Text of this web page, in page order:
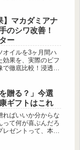
ボア、キルティン
デザインも豊富で、
あるシルエットは男
のも魅力。今回
いメンズアイテム
の秋冬に頼れる“お
とめてご紹介しま
映えするチェック柄
】マカダミアナ
のシワ改善！
ー
オイルを3ヶ月間ハ
効果を、実際のビフ
で徹底比較！浸透力
方へワセリンやホホ
介。
贈る？」今選
ギフトはこれ
ればいいか分からな
て何が喜ぶんだろ
ゼントって、本当